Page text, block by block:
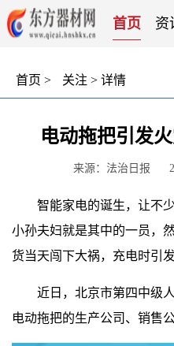
首页 资
首页 > 关注 > 详情
电动拖把引发
来源：法治日报
智能家电的诞生，让不
小孙夫妇就是其中的一员，
货当天闯下大祸，充电时引
近日，北京市第四中级
电动拖把的生产公司、销售